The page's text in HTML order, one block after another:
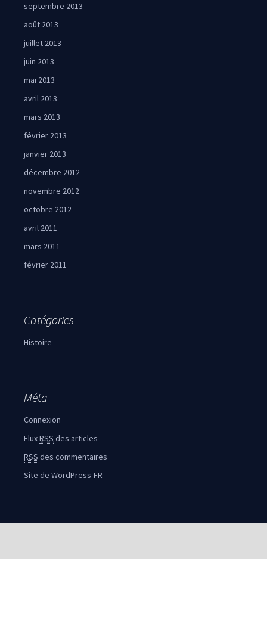
septembre 2013
août 2013
juillet 2013
juin 2013
mai 2013
avril 2013
mars 2013
février 2013
janvier 2013
décembre 2012
novembre 2012
octobre 2012
avril 2011
mars 2011
février 2011
Catégories
Histoire
Méta
Connexion
FluxRSS des articles
RSS des commentaires
Site de WordPress-FR